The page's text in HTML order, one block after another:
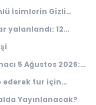
İsimlerin Gizli
yalanlandı: 12
5 Ağustos 2026:
ederek tur için
Yayınlanacak?